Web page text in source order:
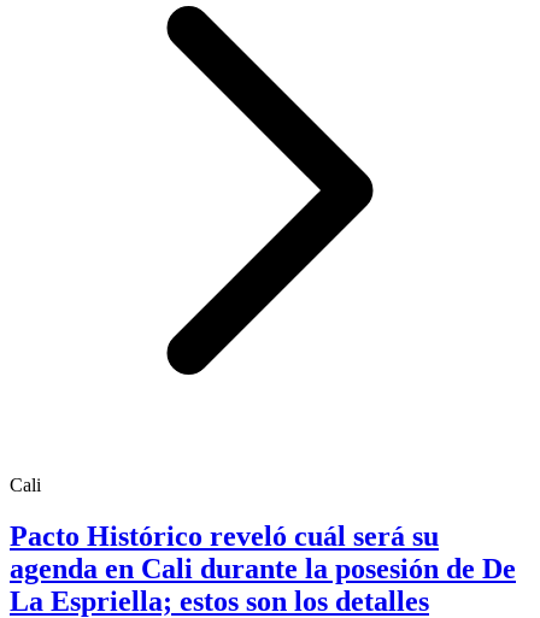
Cali
Pacto Histórico reveló cuál será su
agenda en Cali durante la posesión de De
La Espriella; estos son los detalles